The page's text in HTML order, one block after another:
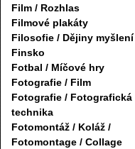
Film / Rozhlas
Filmové plakáty
Filosofie / Dějiny myšlení
Finsko
Fotbal / Míčové hry
Fotografie / Film
Fotografie / Fotografická
technika
Fotomontáž / Koláž /
Fotomontage / Collage